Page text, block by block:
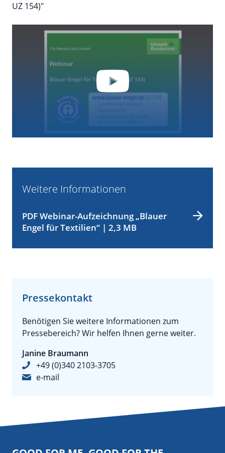
UZ 154)"
By loading the video you accept YouTube's
privacy policy.
Weitere Informationen
PDF Webinar-Aufzeichnung „Blauer
Engel für Textilien“ | 2,3 MB
Pressekontakt
Benötigen Sie weitere Informationen zum
Pressebereich? Wir helfen Ihnen gerne weiter.
Janine Braumann
+49 (0)340 2103-3705
e-mail